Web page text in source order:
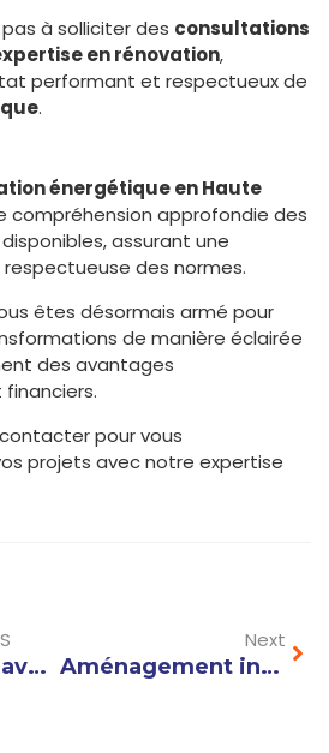
à solliciter des consultations
en rénovation,
performant et respectueux de
.
énergétique en Haute
compréhension approfondie des
assurant une
des normes.
êtes désormais armé pour
de manière éclairée
des avantages
pour vous
projets avec notre expertise
Chalet Haute Savoie Constructeur : Comment Choisir le Meilleur Artisan pour Votre Projet ?
Next
Aménagement intérieur Annecy : conseils et idées pour optimiser chaque espace